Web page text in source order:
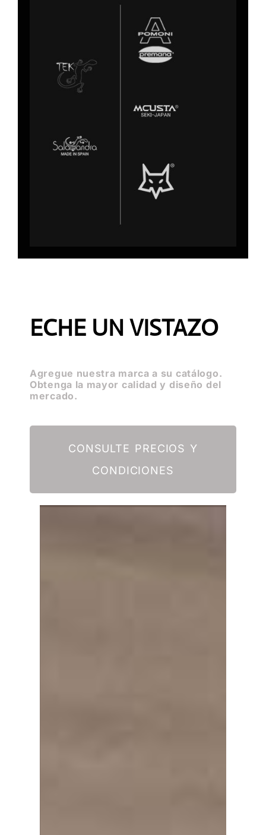
ECHE UN VISTAZO
Agregue nuestra marca a su catálogo.
Obtenga la mayor calidad y diseño del
mercado.
CONSULTE PRECIOS Y
CONDICIONES